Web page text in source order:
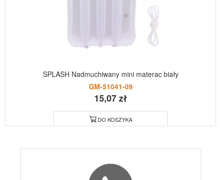
SPLASH Nadmuchiwany mini materac biały
GM-51041-09
15,07 zł
DO KOSZYKA